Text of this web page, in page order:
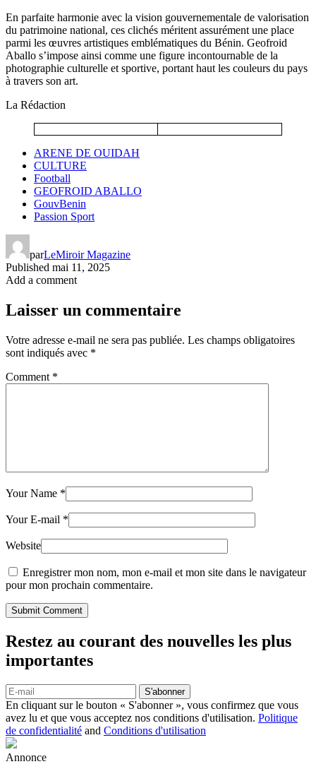
En parfaite harmonie avec la vision gouvernementale de valorisation
du patrimoine national, ces clichés méritent assurément une place
parmi les œuvres artistiques emblématiques du Bénin. Geofroid
Aballo s’impose ainsi comme une figure incontournable de la
photographie culturelle et sportive, portant haut les couleurs du pays
à travers son art.
La Rédaction
ARENE DE OUIDAH
CULTURE
Football
GEOFROID ABALLO
GouvBenin
Passion Sport
parLeMiroir Magazine
Published mai 11, 2025
Add a comment
Laisser un commentaire
Votre adresse e-mail ne sera pas publiée. Les champs obligatoires
sont indiqués avec *
Comment *
Your Name *
Your E-mail *
Website
Enregistrer mon nom, mon e-mail et mon site dans le navigateur
pour mon prochain commentaire.
Submit Comment
Restez au courant des nouvelles les plus
importantes
S'abonner
En cliquant sur le bouton « S'abonner », vous confirmez que vous
avez lu et que vous acceptez nos conditions d'utilisation. Politique
de confidentialité and Conditions d'utilisation
Annonce